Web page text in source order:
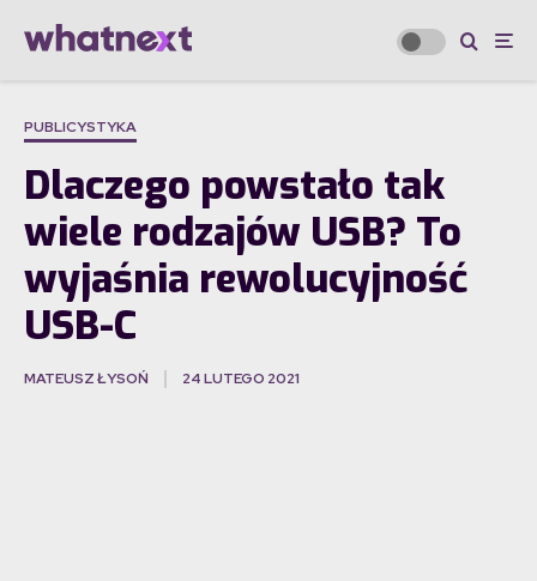
PUBLICYSTYKA
Dlaczego powstało tak
wiele rodzajów USB? To
wyjaśnia rewolucyjność
USB-C
MATEUSZ ŁYSOŃ 24 LUTEGO 2021